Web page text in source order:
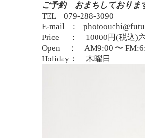
ご予約 おまちしておりま
TEL 079-288-3090
E-mail :
Price ： 10000円(税込)
Open ： AM9:00 〜
Holiday： 木曜日